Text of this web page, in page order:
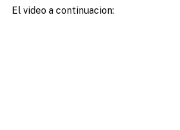
El video a continuacion: